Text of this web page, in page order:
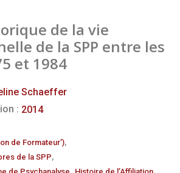
de la vie
de la SPP entre les
et 1984
Schaeffer
: 2014
de Formateur’),
de la SPP,